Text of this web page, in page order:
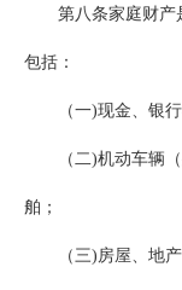
第八条家庭财产
包括：
（一)现金、银
（二)机动车辆
舶；
（三)房屋、地产